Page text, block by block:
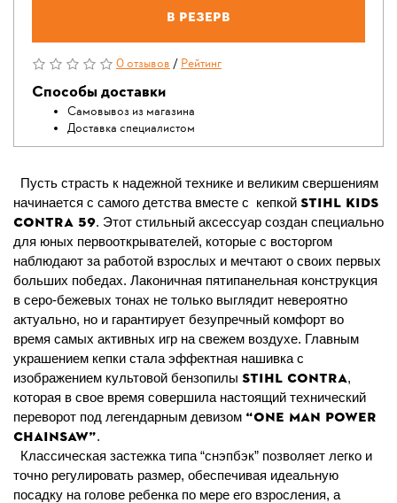
В резерв
0 отзывов/Рейтинг
Способы доставки
Самовывоз из магазина
Доставка специалистом
Пусть страсть к надежной технике и великим свершениям
начинается с самого детства вместе с кепкой STIHL KIDS
CONTRA 59. Этот стильный аксессуар создан специально
для юных первооткрывателей, которые с восторгом
наблюдают за работой взрослых и мечтают о своих первых
больших победах. Лаконичная пятипанельная конструкция
в серо-бежевых тонах не только выглядит невероятно
актуально, но и гарантирует безупречный комфорт во
время самых активных игр на свежем воздухе. Главным
украшением кепки стала эффектная нашивка с
изображением культовой бензопилы STIHL Contra,
которая в свое время совершила настоящий технический
переворот под легендарным девизом “ONE MAN POWER
CHAINSAW”.
Классическая застежка типа “снэпбэк” позволяет легко и
точно регулировать размер, обеспечивая идеальную
посадку на голове ребенка по мере его взросления, а